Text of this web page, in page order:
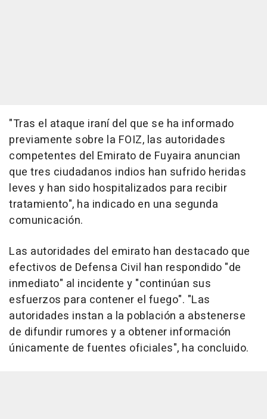
"Tras el ataque iraní del que se ha informado
previamente sobre la FOIZ, las autoridades
competentes del Emirato de Fuyaira anuncian
que tres ciudadanos indios han sufrido heridas
leves y han sido hospitalizados para recibir
tratamiento", ha indicado en una segunda
comunicación.
Las autoridades del emirato han destacado que
efectivos de Defensa Civil han respondido "de
inmediato" al incidente y "continúan sus
esfuerzos para contener el fuego". "Las
autoridades instan a la población a abstenerse
de difundir rumores y a obtener información
únicamente de fuentes oficiales", ha concluido.